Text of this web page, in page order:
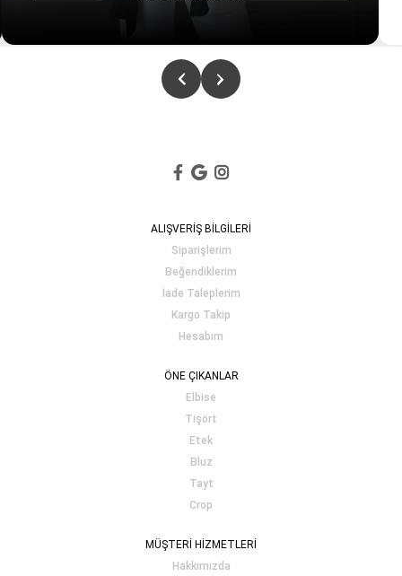
ALIŞVERİŞ BİLGİLERİ
Siparişlerim
Beğendiklerim
İade Taleplerim
Kargo Takip
Hesabım
ÖNE ÇIKANLAR
Elbise
Tişört
Etek
Bluz
Tayt
Crop
MÜŞTERİ HİZMETLERİ
Hakkımızda